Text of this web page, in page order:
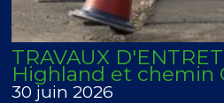
TRAVAUX
Highland et chemin
30 juin 2026